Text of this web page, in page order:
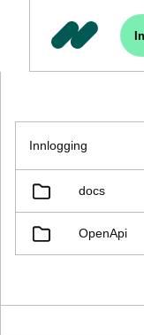
Innlogging
docs
OpenApi